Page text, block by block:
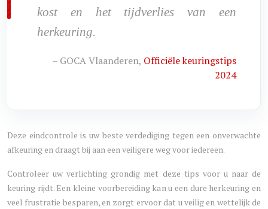
kost en het tijdverlies van een
herkeuring.
– GOCA Vlaanderen, Officiële keuringstips
2024
Deze eindcontrole is uw beste verdediging tegen een onverwachte
afkeuring en draagt bij aan een veiligere weg voor iedereen.
Controleer uw verlichting grondig met deze tips voor u naar de
keuring rijdt. Een kleine voorbereiding kan u een dure herkeuring en
veel frustratie besparen, en zorgt ervoor dat u veilig en wettelijk de